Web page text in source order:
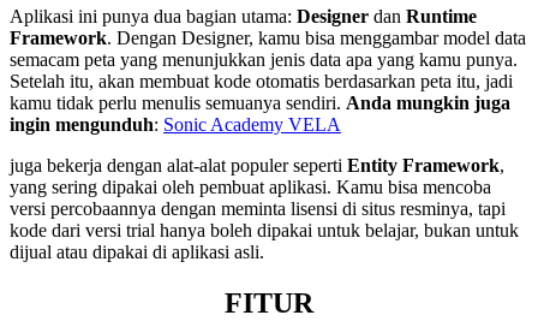
Aplikasi ini punya dua bagian utama: Designer dan Runtime
Framework. Dengan Designer, kamu bisa menggambar model data
semacam peta yang menunjukkan jenis data apa yang kamu punya.
Setelah itu, akan membuat kode otomatis berdasarkan peta itu, jadi
kamu tidak perlu menulis semuanya sendiri. Anda mungkin juga
ingin mengunduh: Sonic Academy VELA
juga bekerja dengan alat-alat populer seperti Entity Framework,
yang sering dipakai oleh pembuat aplikasi. Kamu bisa mencoba
versi percobaannya dengan meminta lisensi di situs resminya, tapi
kode dari versi trial hanya boleh dipakai untuk belajar, bukan untuk
dijual atau dipakai di aplikasi asli.
FITUR